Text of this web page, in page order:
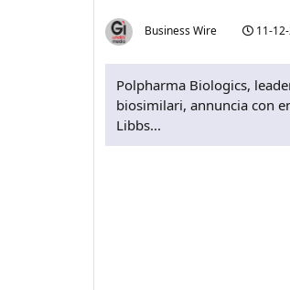
Business Wire 11-
Polpharma Biologics,
biosimilari, annuncia con
Libbs...